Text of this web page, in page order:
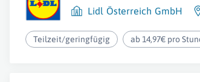
Lidl Österreich GmbH
Teilzeit/geringfügig ab 14,97€ pro